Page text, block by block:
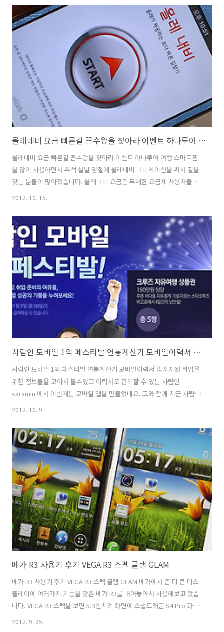
보는게 좋겠죠? 잘 확인하면 재미있는 유료앱을 무료로 쓸 수 있을테니
까요. 오늘은 메이플스토리 Live가 오늘만 무료로 풀렸구요. 내일은 무
료가 됩니다. 내일은 최고의 모바일 야구 게임이 오픈된다고 하는데요.
어느게임이 공개될까요? 그리고 다음날 또 다음날도 새로운 앱들이 무료
로 풀립니다. 하루마다 모두 챙겨서 보면 제생각에 적어도 3-4만원은 공
짜로 쓰지 않을까 싶은데요...
올레네비 요금 빠른길 꼼수왕을 찾아라 이벤트 하나투어 여행
올레네비 요금 빠른길 꼼수왕을 찾아라 이벤트 하나투어 여행 스마트폰
을 많이 사용하면서 추석 설날 명절에 올레네비 네비게이션을 써서 길을
찾는 분들이 많아졌습니다. 올레네비 요금은 무제한 요금제 사용자들은
걱정할 필요가 없고, 그렇지 않은분들은 맵데이터를 모두 다운로드 받아
운용이 가능합니다. 올레네비 요금 너무 걱정하진 마세요. 올레네비를 이
용하면 빠른길을 찾는데도 도움이 되는데요. 예전에 누가 빠른길을 찾는
지 비교를 한것을 봤었습니다. 하나는 10년 이상 운전만한 베테랑이 자
신의 감으로만 이동하고 또 한명은 순수 네비게이션으로만, 그리고 또 하
나는 올레네비와 비슷한 실시간으로 정보를 제공하는 스마트폰 네비게
이션을 이용하여 이동했는데 갑자..
2012. 10. 15.
사람인 모바일 1억 페스티발 연봉계산기 모바일이력서 입사지원
사람인 모바일 1억 페스티발 연봉계산기 모바일이력서 입사지원 취업을
위한 정보들을 모아서 볼수있고 이력서도 관리할 수 있는 사람인
saramin 에서 이번에는 모바일 앱을 만들었네요. 그와 함께 지금 사람인
모바일 1억 페스티발을 하고 있습니다. 이런 이벤트 놓치면 안되죠? 사람
갤럭시 노트 10.1 등 다양한 상품을 걸어서 총 합계 1억원 이벤트를 하는
중입니다. 응모방법은 어렵진 않네요. 앱을 설치해보고 앱실행할때 이벤
트 페이지가 뜨는데 응모 버튼을 누르면 됩니다. 스타벅스 디스커버리 시
애틀은 하루에 200명씩 계속 뽑는다고 하니 당장 응모해봅시다. 사람인
장학금 200만원을 25명, 크루즈 자유여행 상품권 150만원을 5명에..
2012. 10. 9.
베가 R3 사용기 후기 VEGA R3 스펙 글램 GLAM
베가 R3 사용기 후기 VEGA R3 스펙 글램 GLAM 베가에서 좀 더 큰 디스
플레이에 여러가지 기능을 갖춘 베가 R3를 내어놓아서 사용해보고 왔습
니다. VEGA R3 스펙을 보면 5.3인치의 화면에 스냅드래곤 S4 Pro 콰드
코어가 사용되었습니다. 2GB의 메모리가 사용되었고 무게난 169g 으로
2012. 9. 25.